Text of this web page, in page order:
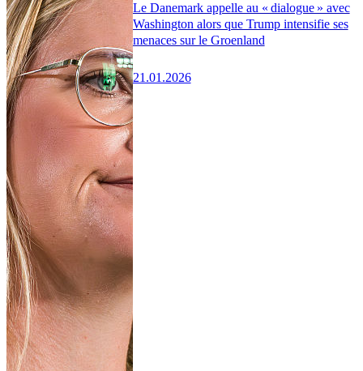
Le Danemark appelle au « dialogue » avec
Washington alors que Trump intensifie ses
menaces sur le Groenland
21.01.2026